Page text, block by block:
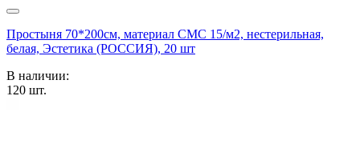
Простыня 70*200см, материал СМС 15/м2, нестерильная,
белая, Эстетика (РОССИЯ), 20 шт
В наличии:
120 шт.